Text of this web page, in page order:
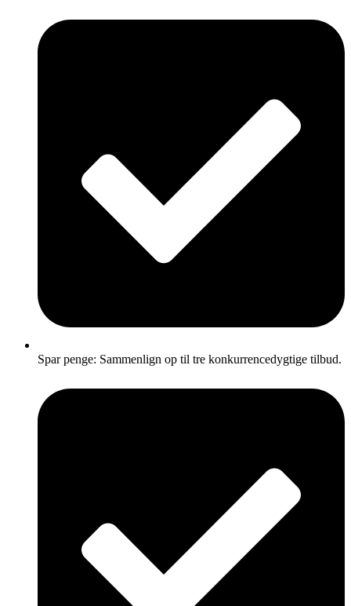
Spar penge: Sammenlign op til tre konkurrencedygtige tilbud.